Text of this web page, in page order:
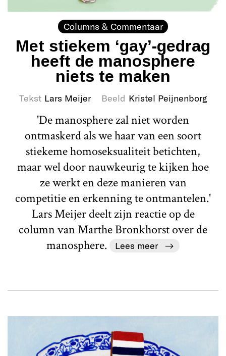
Columns & Commentaar
Met stiekem ‘gay’-gedrag
heeft de manosphere
niets te maken
Tekst Lars Meijer Beeld Kristel Peijnenborg
'De manosphere zal niet worden
ontmaskerd als we haar van een soort
stiekeme homoseksualiteit betichten,
maar wel door nauwkeurig te kijken hoe
ze werkt en deze manieren van
competitie en erkenning te ontmantelen.'
Lars Meijer deelt zijn reactie op de
column van Marthe Bronkhorst over de
manosphere.
Lees meer